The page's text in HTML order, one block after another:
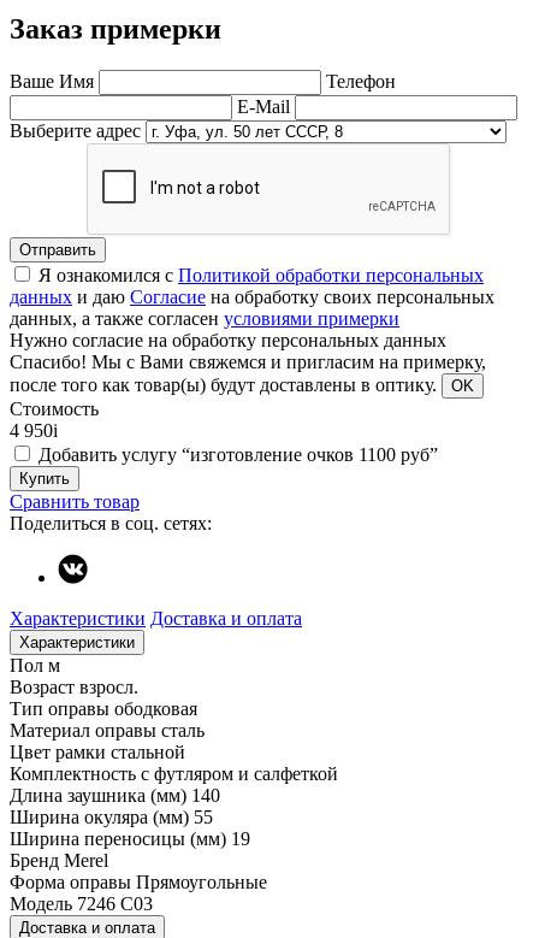
Заказ примерки
Ваше Имя
Телефон
E-Mail
Выберите адрес
Отправить
Я ознакомился с Политикой обработки персональных
данных и даю Согласие на обработку своих персональных
данных, а также согласен условиями примерки
Нужно согласие на обработку персональных данных
Спасибо! Мы с Вами свяжемся и пригласим на примерку,
после того как товар(ы) будут доставлены в оптику.
OK
Стоимость
4 950i
Добавить услугу “изготовление очков 1100 руб”
Купить
Сравнить товар
Поделиться в соц. сетях:
Характеристики Доставка и оплата
Характеристики
Пол м
Возраст взросл.
Тип оправы ободковая
Материал оправы сталь
Цвет рамки стальной
Комплектность с футляром и салфеткой
Длина заушника (мм) 140
Ширина окуляра (мм) 55
Ширина переносицы (мм) 19
Бренд Merel
Форма оправы Прямоугольные
Модель 7246 C03
Доставка и оплата